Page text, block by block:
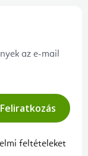
az e-mail
Feliratkozás
feltételeket